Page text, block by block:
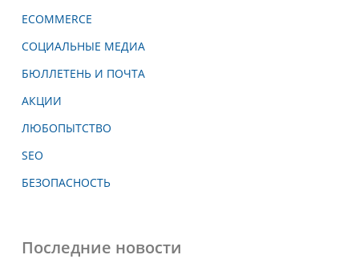
ECOMMERCE
СОЦИАЛЬНЫЕ МЕДИА
БЮЛЛЕТЕНЬ И ПОЧТА
АКЦИИ
ЛЮБОПЫТСТВО
SEO
БЕЗОПАСНОСТЬ
Последние новости